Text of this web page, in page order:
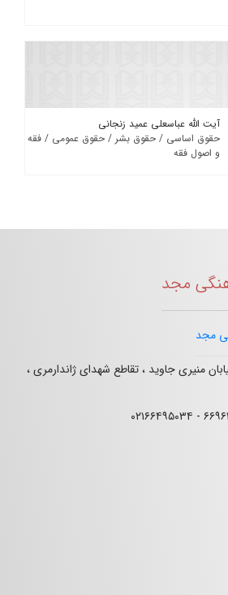
آیت الله عباسعلی عمید زنجانی
حقوق اساسی / حقوق بشر / حقوق عمومی / فقه
و اصول فقه
مجد
مجد
منیری جاوید ، تقاطع شهدای ژاندارمری ،